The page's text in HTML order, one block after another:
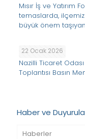
Mısır İş ve
temaslarda,
büyük önem
22 Ocak 2026
Nazilli Ticaret
Toplantısı Basın
Haber ve
Haberler